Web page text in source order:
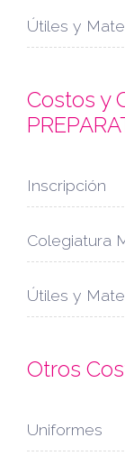
Útiles y
Costos y
Inscripción
Colegiatura
Útiles y
Otros
Uniformes